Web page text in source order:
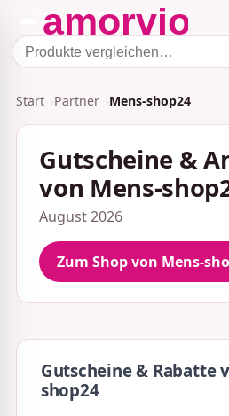
Start Partner Mens-shop24
Gutscheine &
von Mens-
August 2026
Zum Shop von Mens-
Gutscheine & Rabatte
shop24